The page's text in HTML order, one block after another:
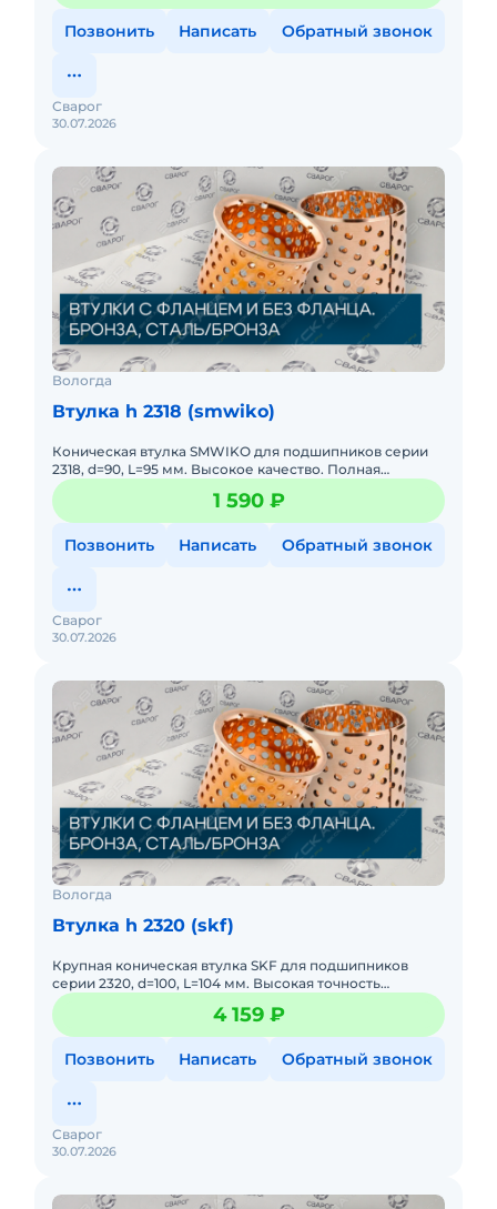
Позвонить Написать Обратный звонок
30.07.2026
Сварог
Вологда
Втулка h 2318 (smwiko)
Коническая втулка SMWIKO для подшипников серии
2318, d=90, L=95 мм. Высокое качество. Полная
совместимость со стандартными посадочными
местами.
1 590 ₽
Позвонить Написать Обратный звонок
30.07.2026
Сварог
Вологда
Втулка h 2320 (skf)
Крупная коническая втулка SKF для подшипников
серии 2320, d=100, L=104 мм. Высокая точность
центрирования. Предназначена для
крупногабаритного оборудования.
4 159 ₽
Позвонить Написать Обратный звонок
30.07.2026
Сварог